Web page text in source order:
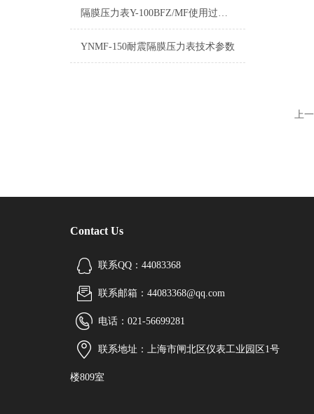
隔膜压力表Y-100BFZ/MF使用过程之中出现漏油之后的应对
YNMF-150耐震隔膜压力表技术参数
上
Contact Us
联系QQ：44083368
联系邮箱：44083368@qq.com
电话：021-56699281
联系地址：上海市闸北区仪表工业园区1号
楼809室